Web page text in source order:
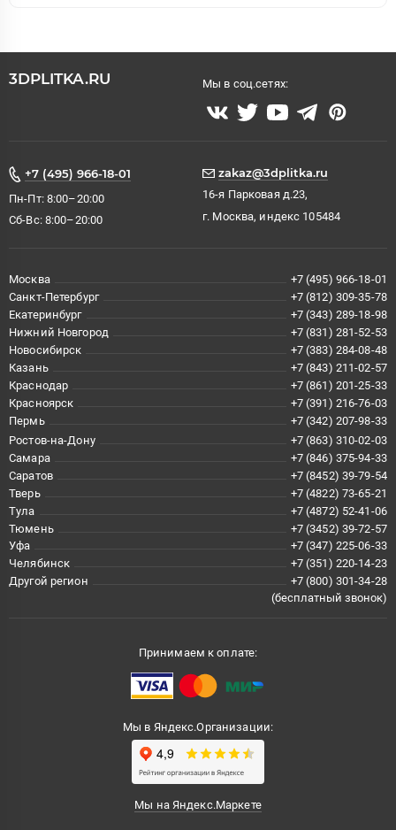
3DPLITKA.RU Мы в соц.сетях:
+7 (495) 966-18-01
Пн-Пт: 8:00–20:00
Сб-Вс: 8:00–20:00
zakaz@3dplitka.ru
16-я Парковая д.23,
г. Москва, индекс 105484
Москва
+7 (495) 966-18-01
Санкт-Петербург
+7 (812) 309-35-78
Екатеринбург
+7 (343) 289-18-98
Нижний Новгород
+7 (831) 281-52-53
Новосибирск
+7 (383) 284-08-48
Казань
+7 (843) 211-02-57
Краснодар
+7 (861) 201-25-33
Красноярск
+7 (391) 216-76-03
Пермь
+7 (342) 207-98-33
Ростов-на-Дону
+7 (863) 310-02-03
Самара
+7 (846) 375-94-33
Саратов
+7 (8452) 39-79-54
Тверь
+7 (4822) 73-65-21
Тула
+7 (4872) 52-41-06
Тюмень
+7 (3452) 39-72-57
Уфа
+7 (347) 225-06-33
Челябинск
+7 (351) 220-14-23
Другой регион
+7 (800) 301-34-28
(бесплатный звонок)
Принимаем к оплате:
Мы в Яндекс.Организации:
Мы на Яндекс.Маркете